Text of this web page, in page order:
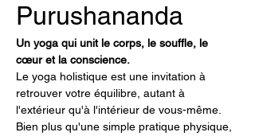
Purushananda
Un yoga qui unit le corps, le souffle, le
cœur et la conscience.
Le yoga holistique est une invitation à
retrouver votre équilibre, autant à
l'extérieur qu'à l'intérieur de vous-même.
Bien plus qu'une simple pratique physique,